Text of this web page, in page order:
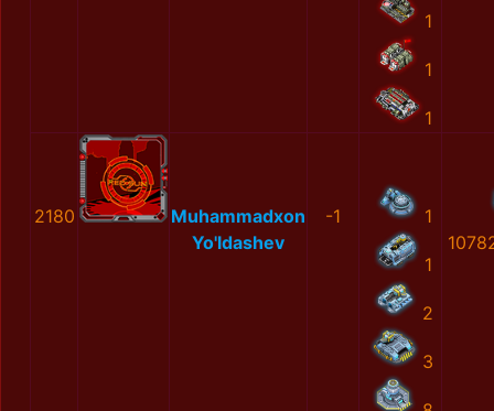
1
1
1
2180
Muhammadxon
Yo'ldashev
-1 1
1
2
3